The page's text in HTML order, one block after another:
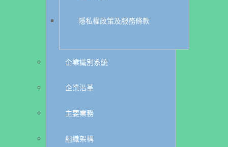
隱私權政策及服務條款
企業識別系統
企業沿革
主要業務
組織架構